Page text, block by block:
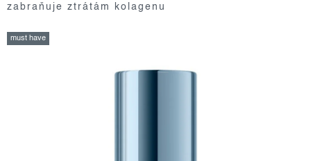
zabraňuje ztrátám kolagenu
must have